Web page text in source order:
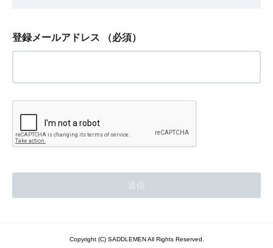
登録メールアドレス （必須）
Copyright (C) SADDLEMEN All Rights Reserved.